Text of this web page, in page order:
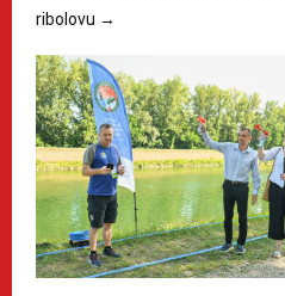
ribolovu →